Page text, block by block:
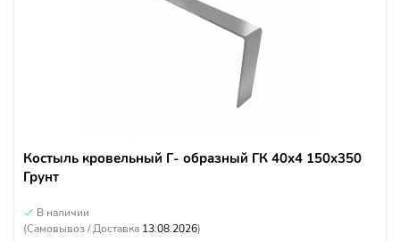
Костыль кровельный Г- образный ГК 40х4 150х350
Грунт
В наличии
(Самовывоз / Доставка 13.08.2026)